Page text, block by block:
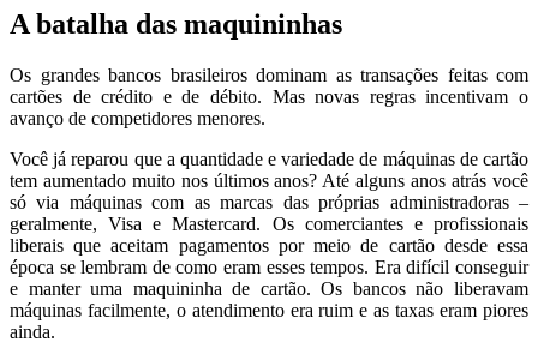
A batalha das maquininhas
Os grandes bancos brasileiros dominam as transações feitas com
cartões de crédito e de débito. Mas novas regras incentivam o
avanço de competidores menores.
Você já reparou que a quantidade e variedade de máquinas de cartão
tem aumentado muito nos últimos anos? Até alguns anos atrás você
só via máquinas com as marcas das próprias administradoras –
geralmente, Visa e Mastercard. Os comerciantes e profissionais
liberais que aceitam pagamentos por meio de cartão desde essa
época se lembram de como eram esses tempos. Era difícil conseguir
e manter uma maquininha de cartão. Os bancos não liberavam
máquinas facilmente, o atendimento era ruim e as taxas eram piores
ainda.